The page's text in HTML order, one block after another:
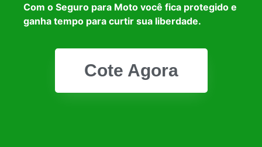
Com o Seguro para Moto você fica protegido e
ganha tempo para curtir sua liberdade.
Cote Agora